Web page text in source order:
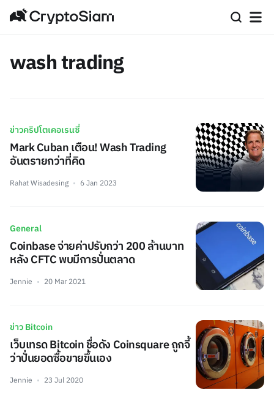
wash trading
ข่าวคริปโตเคอเรนซี่
Mark Cuban เตือน! Wash Trading
อันตรายกว่าที่คิด
Rahat Wisadesing 6 Jan 2023
General
Coinbase จ่ายค่าปรับกว่า 200 ล้านบาท
หลัง CFTC พบมีการปั่นตลาด
Jennie 20 Mar 2021
ข่าว Bitcoin
เว็บเทรด Bitcoin ชื่อดัง Coinsquare ถูกจี้
ว่าปั่นยอดซื้อขายขึ้นเอง
Jennie 23 Jul 2020